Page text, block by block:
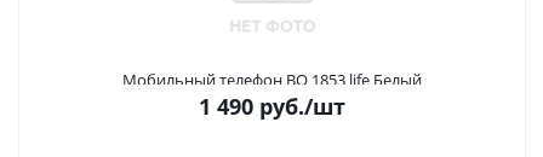
Мобильный телефон BQ 1853 life Белый
1 490 руб./шт